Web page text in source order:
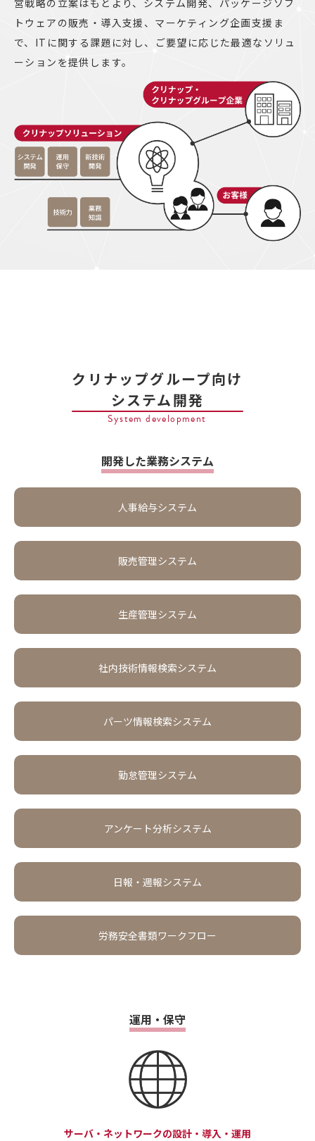
営戦略の立案はもとより、システム開発、パッケージソフ
トウェアの販売・導入支援、マーケティング企画支援ま
で、ITに関する課題に対し、ご要望に応じた最適なソリュ
ーションを提供します。
クリナップグループ向け
システム開発
System development
開発した業務システム
人事給与システム
販売管理システム
生産管理システム
社内技術情報検索システム
パーツ情報検索システム
勤怠管理システム
アンケート分析システム
日報・週報システム
労務安全書類ワークフロー
運用・保守
サーバ・ネットワークの設計・導入・運用